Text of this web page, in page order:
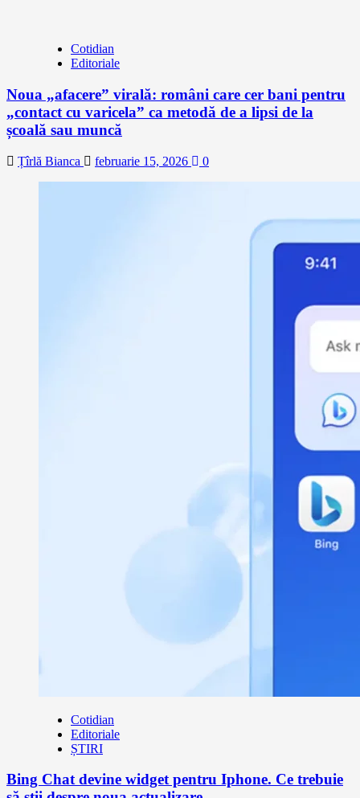
Cotidian
Editoriale
Noua „afacere” virală: români care cer bani pentru
„contact cu varicela” ca metodă de a lipsi de la
școală sau muncă
Țîrlă Bianca februarie 15, 2026 0
Cotidian
Editoriale
ȘTIRI
Bing Chat devine widget pentru Iphone. Ce trebuie